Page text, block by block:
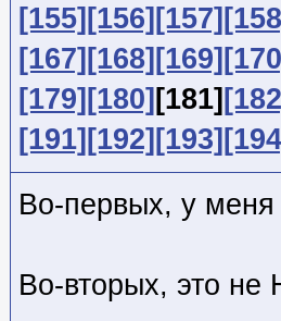
[155] [156] [157]
[167] [168] [169]
[179] [180] [181]
[191] [192] [193]
Во-первых, у
Во-вторых, это не